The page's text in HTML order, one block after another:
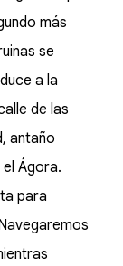
más
se
a la
de las
antaño
Ágora.
para